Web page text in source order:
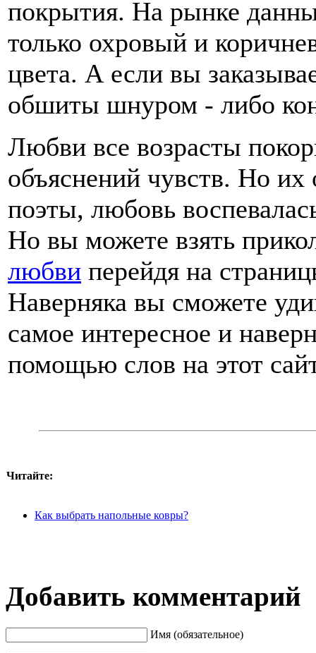
покрытия. На рынке
только охровый и
цвета. А если вы
обшиты шнуром - либо
Любви все возрасты
объяснений чувств. Но
поэты, любовь
Но вы можете взять
любви перейдя на
Наверняка вы сможете
самое интересное и
помощью слов на этот
Читайте:
Как выбрать напольные ковры?
Добавить комментарий
Имя (обязательное)